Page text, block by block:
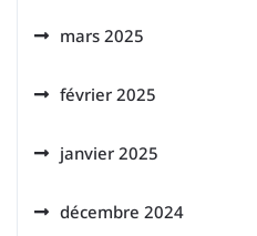
mars 2025
février 2025
janvier 2025
décembre 2024